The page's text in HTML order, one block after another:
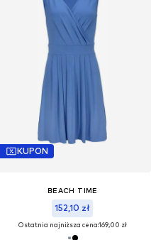
KUPON
BEACH TIME
152,10 zł
Ostatnia najniższa cena:169,00 zł